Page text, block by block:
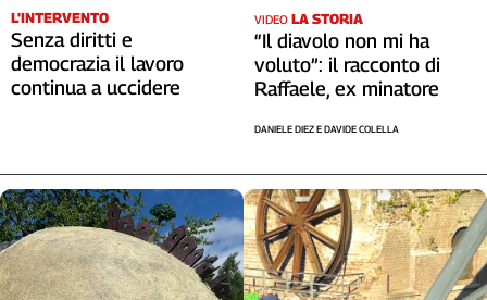
L'INTERVENTO
Senza diritti e
democrazia il lavoro
continua a uccidere
VIDEO LA STORIA
“Il diavolo non mi ha
voluto”: il racconto di
Raffaele, ex minatore
DANIELE DIEZ E DAVIDE COLELLA